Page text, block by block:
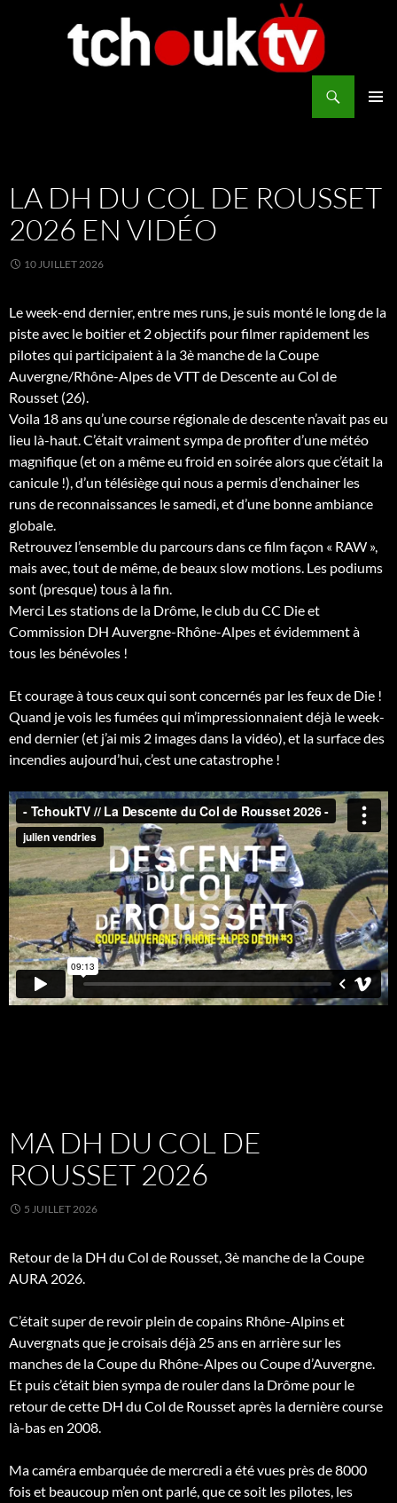
LA DH DU COL DE ROUSSET
2026 EN VIDÉO
10 JUILLET 2026
Le week-end dernier, entre mes runs, je suis monté le long de la
piste avec le boitier et 2 objectifs pour filmer rapidement les
pilotes qui participaient à la 3è manche de la Coupe
Auvergne/Rhône-Alpes de VTT de Descente au Col de
Rousset (26).
Voila 18 ans qu’une course régionale de descente n’avait pas eu
lieu là-haut. C’était vraiment sympa de profiter d’une météo
magnifique (et on a même eu froid en soirée alors que c’était la
canicule !), d’un télésiège qui nous a permis d’enchainer les
runs de reconnaissances le samedi, et d’une bonne ambiance
globale.
Retrouvez l’ensemble du parcours dans ce film façon « RAW »,
mais avec, tout de même, de beaux slow motions. Les podiums
sont (presque) tous à la fin.
Merci Les stations de la Drôme, le club du CC Die et
Commission DH Auvergne-Rhône-Alpes et évidemment à
tous les bénévoles !
Et courage à tous ceux qui sont concernés par les feux de Die !
Quand je vois les fumées qui m’impressionnaient déjà le week-
end dernier (et j’ai mis 2 images dans la vidéo), et la surface des
incendies aujourd’hui, c’est une catastrophe !
MA DH DU COL DE
ROUSSET 2026
5 JUILLET 2026
Retour de la DH du Col de Rousset, 3è manche de la Coupe
AURA 2026.
C’était super de revoir plein de copains Rhône-Alpins et
Auvergnats que je croisais déjà 25 ans en arrière sur les
manches de la Coupe du Rhône-Alpes ou Coupe d’Auvergne.
Et puis c’était bien sympa de rouler dans la Drôme pour le
retour de cette DH du Col de Rousset après la dernière course
là-bas en 2008.
Ma caméra embarquée de mercredi a été vues près de 8000
fois et beaucoup m’en ont parlé, que ce soit les pilotes, les